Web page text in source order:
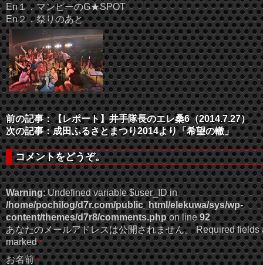
En１．マンピーのG★SPOT
En２．祭りのあと
前の記事：【レポート】井手隊長のエレ桑6（2014.7.27）
次の記事：成田ふるさとまつり2014より「希望の轍」
コメントをどうぞ。
Warning: Undefined variable $user_ID in
/home/pochilog/d7r.com/public_html/elekuwa/sys/wp-
content/themes/d7r8/comments.phpon line92
あなたのメールアドレスは公開されません。 Required fields
marked*
お名前 *